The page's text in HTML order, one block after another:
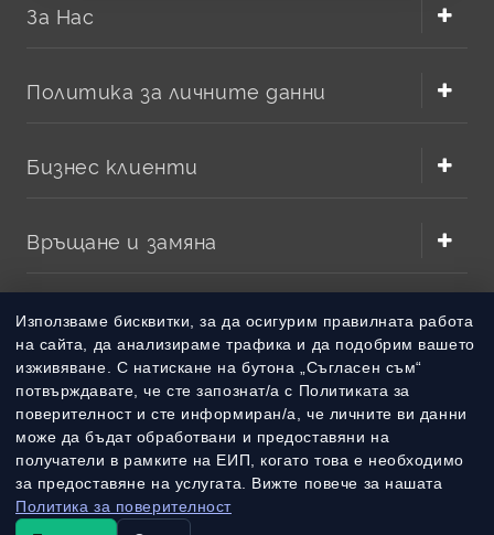
Използваме бисквитки, за да осигурим правилната работа
на сайта, да анализираме трафика и да подобрим вашето
изживяване. С натискане на бутона „Съгласен съм“
потвърждавате, че сте запознат/а с Политиката за
поверителност и сте информиран/а, че личните ви данни
може да бъдат обработвани и предоставяни на
получатели в рамките на ЕИП, когато това е необходимо
за предоставяне на услугата. Вижте повече за нашата
Политика за поверителност
характеристики съвпадат с изискванията на
Как да изберете правилната
Преди покупка е важно да сравните данните от
както и модели с друго напрежение според
винтоверта.
Напрежение:проверете дали батерията е 12V,
14.4V, 18V или друг стандарт, посочен от
производителя.
Капацитет:измерва се в Ah или mAh. По-високият
капацитет обикновено осигурява по-дълго време на
работа с едно зареждане.
Тип клетки:Li-ion батериите са леки, ефективни и
За Нас
Политика за личните данни
Бизнес клиенти
Връщане и замяна
Методи на плащане
Методи на доставка